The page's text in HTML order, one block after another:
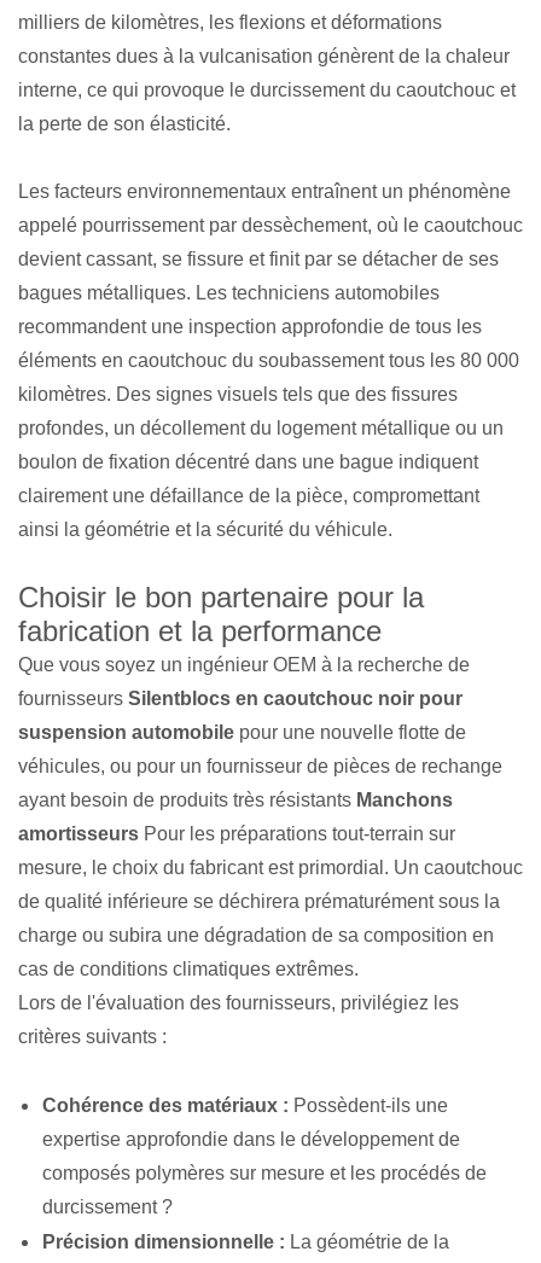
milliers de kilomètres, les flexions et déformations
constantes dues à la vulcanisation génèrent de la chaleur
interne, ce qui provoque le durcissement du caoutchouc et
la perte de son élasticité.
Les facteurs environnementaux entraînent un phénomène
appelé pourrissement par dessèchement, où le caoutchouc
devient cassant, se fissure et finit par se détacher de ses
bagues métalliques. Les techniciens automobiles
recommandent une inspection approfondie de tous les
éléments en caoutchouc du soubassement tous les 80 000
kilomètres. Des signes visuels tels que des fissures
profondes, un décollement du logement métallique ou un
boulon de fixation décentré dans une bague indiquent
clairement une défaillance de la pièce, compromettant
ainsi la géométrie et la sécurité du véhicule.
Choisir le bon partenaire pour la
fabrication et la performance
Que vous soyez un ingénieur OEM à la recherche de
fournisseurs Silentblocs en caoutchouc noir pour
suspension automobile pour une nouvelle flotte de
véhicules, ou pour un fournisseur de pièces de rechange
ayant besoin de produits très résistants Manchons
amortisseurs Pour les préparations tout-terrain sur
mesure, le choix du fabricant est primordial. Un caoutchouc
de qualité inférieure se déchirera prématurément sous la
charge ou subira une dégradation de sa composition en
cas de conditions climatiques extrêmes.
Lors de l'évaluation des fournisseurs, privilégiez les
critères suivants :
Cohérence des matériaux : Possèdent-ils une
expertise approfondie dans le développement de
composés polymères sur mesure et les procédés de
durcissement ?
Précision dimensionnelle : La géométrie de la